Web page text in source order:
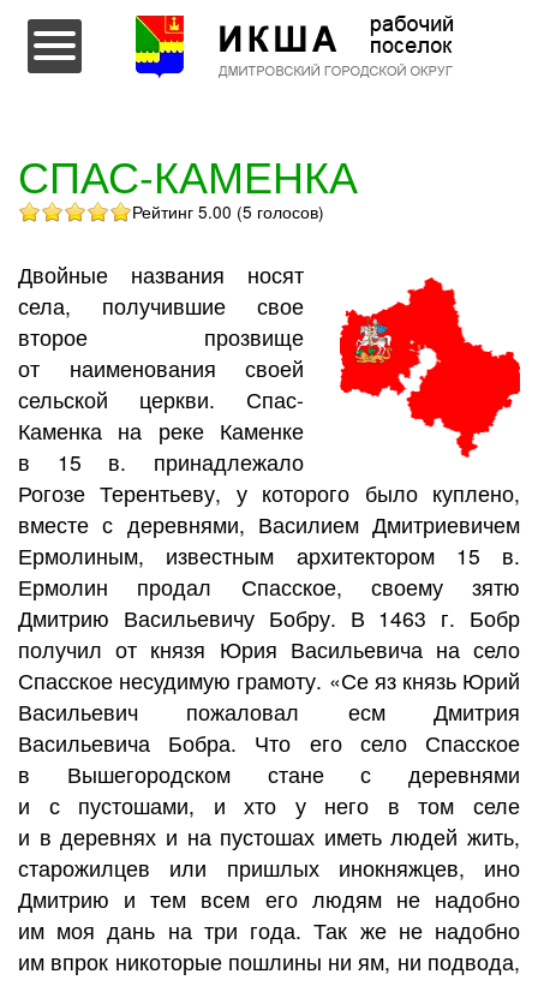
Перейти к содержимому
СПАС-КАМЕНКА
Рейтинг 5.00 (5 голосов)
Двойные названия носят
села, получившие свое
второе прозвище
от наименования своей
сельской церкви. Спас-
Каменка на реке Каменке
в 15 в. принадлежало
Рогозе Терентьеву, у которого было куплено,
вместе с деревнями, Василием Дмитриевичем
Ермолиным, известным архитектором 15 в.
Ермолин продал Спасское, своему зятю
Дмитрию Васильевичу Бобру. В 1463 г. Бобр
получил от князя Юрия Васильевича на село
Спасское несудимую грамоту. «Се яз князь Юрий
Васильевич пожаловал есм Дмитрия
Васильевича Бобра. Что его село Спасское
в Вышегородском стане с деревнями
и с пустошами, и хто у него в том селе
и в деревнях и на пустошах иметь людей жить,
старожилцев или пришлых инокняжцев, ино
Дмитрию и тем всем его людям не надобно
им моя дань на три года. Так же не надобно
им впрок никоторые пошлины ни ям, ни подвода,